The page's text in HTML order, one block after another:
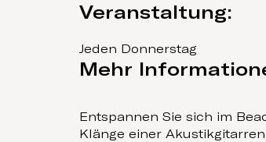
Veranstaltung:
Jeden Donnerstag
Mehr
Entspannen Sie sich im
Klänge einer